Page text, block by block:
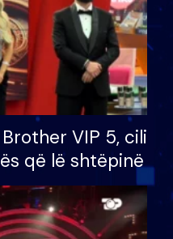
VIP 5, cili
që lë shtëpinë